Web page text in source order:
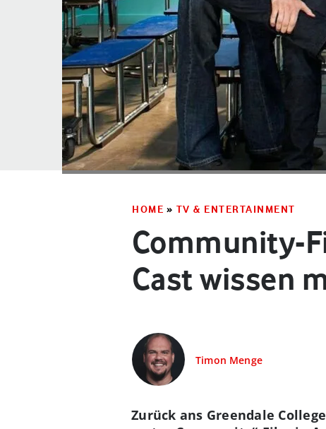
HOME » TV & ENTERTAINMENT
Community-
Cast wissen
Timon Menge
Zurück ans Greendale